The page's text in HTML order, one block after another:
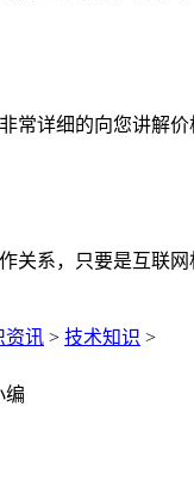
常详细的向您讲解
关系，只要是互联
资讯 > 技术知识 >
编